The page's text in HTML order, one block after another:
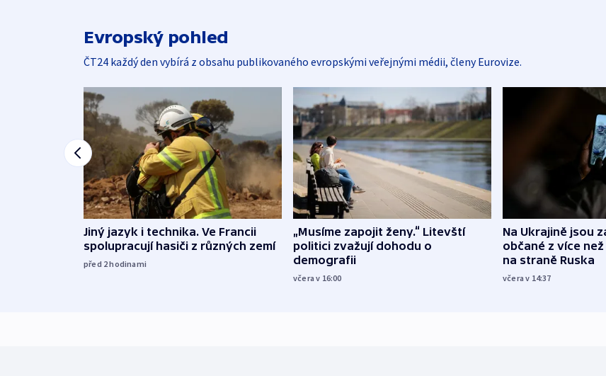
Evropský pohled
ČT24 každý den vybírá z obsahu publikovaného evropskými veřejnými médii, členy Eurovize.
Jiný jazyk i technika. Ve Francii
spolupracují hasiči z různých zemí
před 2hodinami
„Musíme zapojit ženy.“ Litevští
politici zvažují dohodu o
demografii
včera v 16:00
Na Ukrajině jsou
občané z více
na straně Ruska
včera v 14:37